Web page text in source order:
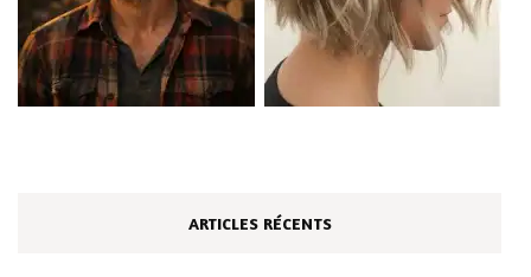
ARTICLES RÉCENTS